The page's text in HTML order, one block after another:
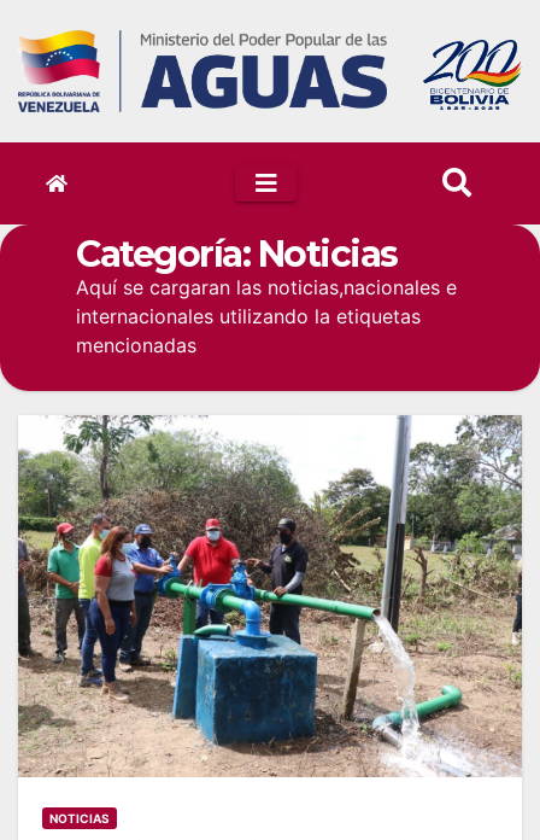
content
Categoría: Noticias
Aquí se cargaran las noticias,nacionales e
internacionales utilizando la etiquetas
mencionadas
NOTICIAS